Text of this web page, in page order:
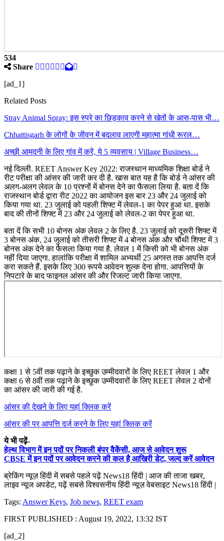
534
Share
[ad_1]
Related Posts
Stray Animal Spray: इस स्प्रे का छिड़काव करने से खेतों के आस-पास भी…
Chhattisgarh के लोगों के जीवन में बदलाव लाएगी महात्मा गांधी रूरल…
अच्छी आमदनी के लिए गांव में करें, ये 5 व्यवसाय | Village Business…
नई दिल्ली. REET Answer Key 2022: राजस्थान माध्यमिक शिक्षा बोर्ड ने
रीट परीक्षा की आंसर की जारी कर दी है. खास बात यह है कि बोर्ड ने आंसर की
अलग-अलग लेवल के 10 प्रश्नों में बोनस देने का फैसला लिया है. बता दें कि
राजस्थान बोर्ड द्वारा रीट 2022 का आयोजन इस बार 23 और 24 जुलाई को
किया गया था. 23 जुलाई को पहली शिफ्ट में लेवल-1 का पेपर हुआ था. इसके
बाद की तीनों शिफ्ट में 23 और 24 जुलाई को लेवल-2 का पेपर हुआ था.
बता दें कि सभी 10 बोनस अंक लेवल 2 के लिए है. 23 जुलाई को दूसरी शिफ्ट में
3 बोनस अंक, 24 जुलाई को तीसरी शिफ्ट में 4 बोनस अंक और चौथी शिफ्ट में 3
बोनस अंक देने का फैसला किया गया है. लेवल 1 में किसी को भी बोनस अंक
नहीं दिया जाएगा. हालांकि परीक्षा में शामिल अभ्यर्थी 25 अगस्त तक आपत्ति दर्ज
करा सकते हैं. इसके लिए 300 रूपये आवेदन शुल्क देना होगा. आपत्तियों के
निपटारे के बाद फाइनल आंसर की और रिजल्ट जारी किया जाएगा.
कक्षा 1 से 5वीं तक पढ़ाने के इच्छुक उम्मीदवारों के लिए REET लेवल 1 और
कक्षा 6 से 8वीं तक पढ़ाने के इच्छुक उम्मीदवारों के लिए REET लेवल 2 दोनों
का आंसर की जारी की गई है.
आंसर की देखने के लिए यहां क्लिक करें
आंसर की पर आपत्ति दर्ज करने के लिए यहां क्लिक करें
ये भी पढ़ें-
हेल्थ विभाग में इन पदों पर निकली बंपर वैकेंसी, आज से आवेदन शुरू
CBSE में इन पदों पर आवेदन करने की कल है आखिरी डेट, जल्द करें आवेदन
ब्रेकिंग न्यूज़ हिंदी में सबसे पहले पढ़ें News18 हिंदी | आज की ताजा खबर,
लाइव न्यूज अपडेट, पढ़ें सबसे विश्वसनीय हिंदी न्यूज़ वेबसाइट News18 हिंदी |
Tags: Answer Keys, Job news, REET exam
FIRST PUBLISHED : August 19, 2022, 13:32 IST
[ad_2]